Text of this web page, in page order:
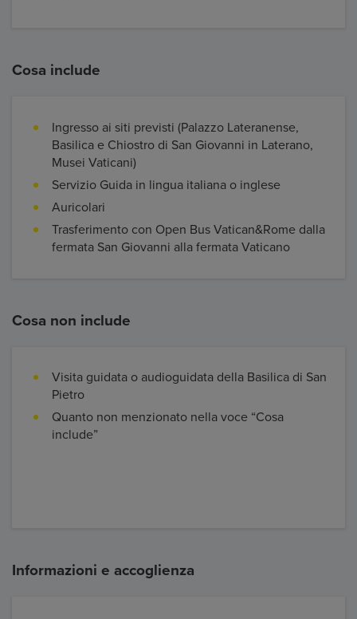
Cosa include
Ingresso ai siti previsti (Palazzo Lateranense,
Basilica e Chiostro di San Giovanni in Laterano,
Musei Vaticani)
Servizio Guida in lingua italiana o inglese
Auricolari
Trasferimento con Open Bus Vatican&Rome dalla
fermata San Giovanni alla fermata Vaticano
Cosa non include
Visita guidata o audioguidata della Basilica di San
Pietro
Quanto non menzionato nella voce “Cosa
include”
Informazioni e accoglienza